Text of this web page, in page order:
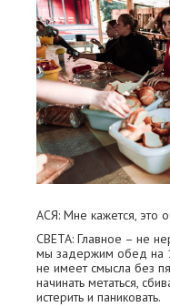
АСЯ: Мне кажется, это
СВЕТА: Главное – не
мы задержим обед на
не имеет смысла без
начинать метаться,
истерить и паниковать.